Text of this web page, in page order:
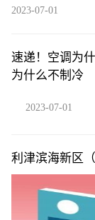
2023-07-01
速递！空调为
为什么不制冷
2023-07-01
利津滨海新区
点项目建设“多